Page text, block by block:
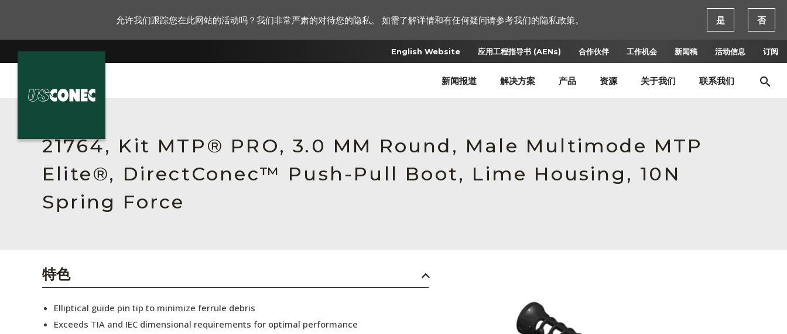
English Website 应用工程指导书 (AENs) 合作伙伴 工作机会 新闻稿 活动信息 订阅
新闻报道 解决方案 产品 资源 关于我们 联系我们
English Website
应用工程指导书 (AENs)
21764, Kit MTP® PRO, 3.0 MM Round, Male Multimode MTP
Elite®, DirectConec™ Push-Pull Boot, Lime Housing, 10N
Spring Force
特色
Elliptical guide pin tip to minimize ferrule debris
Exceeds TIA and IEC dimensional requirements for optimal performance
允许我们跟踪您在此网站的活动吗？我们非常严肃的对待您的隐私。 如需了解详情和有任何疑问请参考我们的隐私政策。 是 否